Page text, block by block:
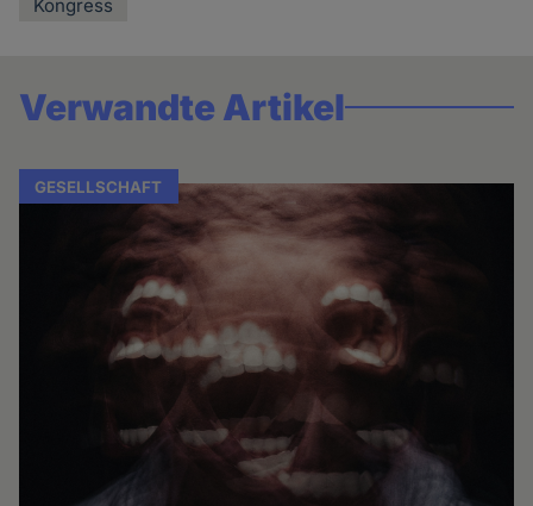
Kongress
Verwandte Artikel
GESELLSCHAFT